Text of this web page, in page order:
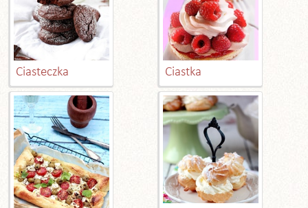
Ciasteczka Ciastka